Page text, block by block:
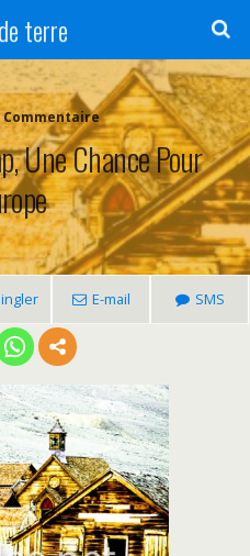
terre
Commentaire
Une Chance Pour
E-mail SMS